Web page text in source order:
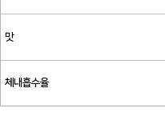
맛
체내흡수율